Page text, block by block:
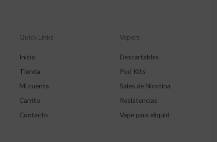
Quick Links
Inicio
Tienda
Mi cuenta
Carrito
Contacto
Vapers
Descartables
Pod Kits
Sales de Nicotina
Resistencias
Vape para eliquid